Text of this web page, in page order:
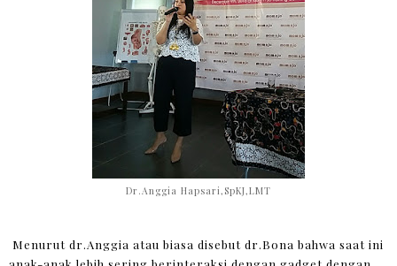
Dr.Anggia Hapsari,SpKJ,LMT
Menurut dr.Anggia atau biasa disebut dr.Bona bahwa saat ini